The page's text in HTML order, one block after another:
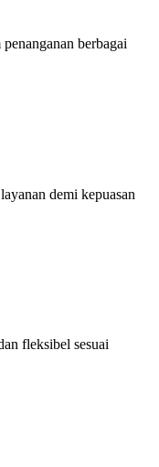
berbagai
demi kepuasan
fleksibel sesuai